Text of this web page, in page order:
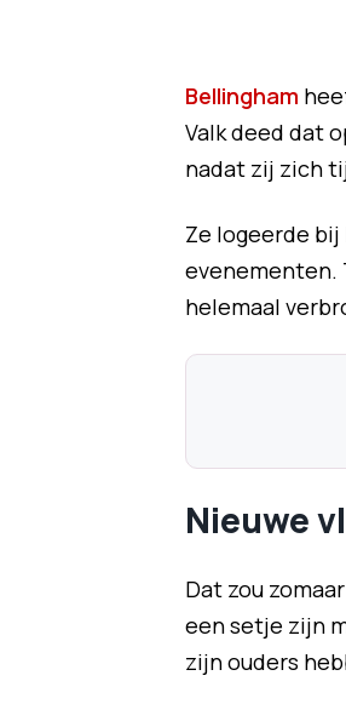
Bellingham
Valk deed dat
nadat zij zich
Ze logeerde
evenementen.
helemaal
Nieuwe
Dat zou
een setje zijn
zijn ouders